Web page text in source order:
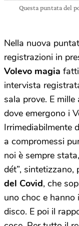
Questa puntata del
Nella nuova
registrazioni in
Volevo magia
intervista
sala prove. E
dove emergono i
Irrimediabilmente
a compromessi
noi è sempre
dét”, sintetizzano,
del Covid, che
uno choc e hanno
disco. E poi il